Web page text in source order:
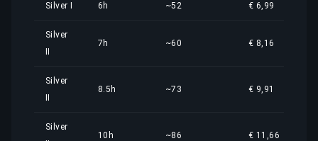
Silver I 6h ~52 € 6,99
Silver
7h ~60 € 8,16
Silver
8.5h ~73 € 9,91
Silver
10h ~86 € 11,66